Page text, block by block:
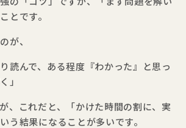
とです。
が、
読んで、ある程度『わかった』と思っ
」
、これだと、「かけた時間の割に、実
う結果になることが多いです。